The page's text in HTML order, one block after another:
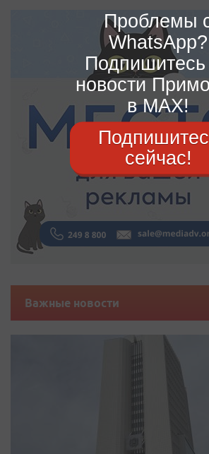
Важные новости
Проблемы
WhatsApp?
новости
в MAX!
сейчас!